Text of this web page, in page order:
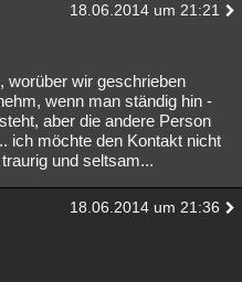
18.06.2014 um 21:21
worüber wir geschrieben
wenn man ständig hin -
aber die andere Person
ich möchte den Kontakt nicht
und seltsam...
18.06.2014 um 21:36